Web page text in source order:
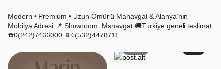
Modern • Premium • Uzun Ömürlü Manavgat & Alanya’nın
Mobilya Adresi 📍 Showroom: Manavgat 🚚Türkiye geneli teslimat
☎️0(242)7466000 📱0(532)4478711